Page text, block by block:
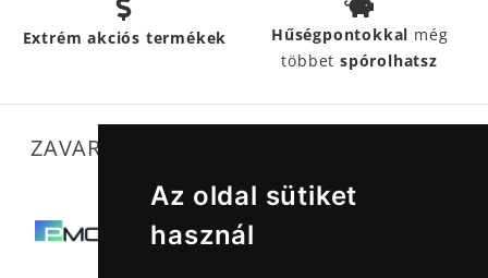
Az oldal sütiket
használ
Extrém akciós termékek Hűségpontokkal még
többetspórolhatsz
ZAVARTALAN MŰKÖDÉSÜNKET SEGÍTIK